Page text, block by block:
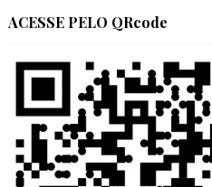
ACESSE PELO QRcode